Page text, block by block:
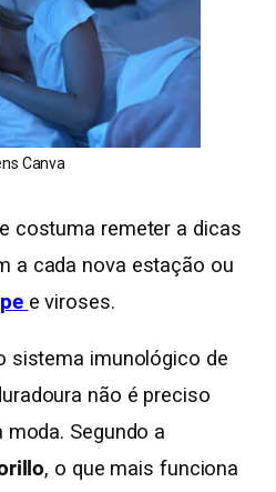
Canva
costuma remeter a dicas
a cada nova estação ou
e viroses.
sistema imunológico de
não é preciso
Segundo a
, o que mais funciona